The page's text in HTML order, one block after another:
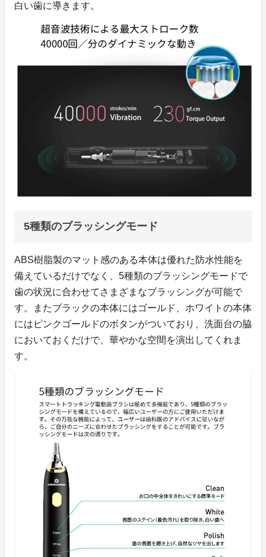
白い歯に導きます。
5種類のブラッシングモード
ABS樹脂製のマット感のある本体は優れた防水性能を
備えているだけでなく、5種類のブラッシングモードで
歯の状況に合わせてさまざまなブラッシングが可能で
す。またブラックの本体にはゴールド、ホワイトの本体
にはピンクゴールドのボタンがついており、洗面台の脇
においておくだけで、華やかな空間を演出してくれま
す。